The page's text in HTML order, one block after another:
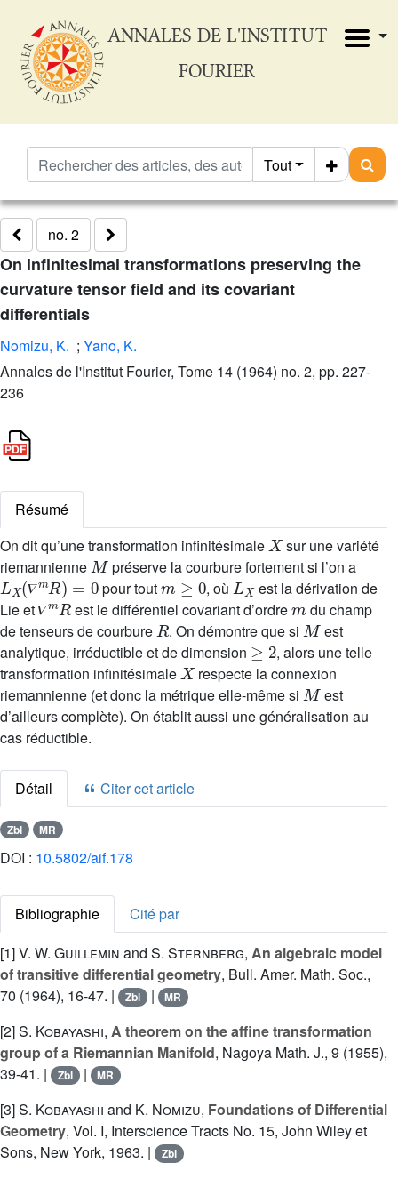
ANNALES DE L'INSTITUT
FOURIER
Tout
no. 2
On infinitesimal transformations preserving the
curvature tensor field and its covariant
differentials
Nomizu, K. ; Yano, K.
Annales de l'Institut Fourier, Tome 14 (1964) no. 2, pp. 227-
236
Résumé
On dit qu’une transformation infinitésimale
X
sur une variété
riemannienne
M
préserve la courbure fortement si l’on a
𝛻
LX(∇mR)=0
pour tout
m≥0
, où
LX
est la dérivation de
Lie et
𝛻
∇mR
est le différentiel covariant d’ordre
m
du champ
de tenseurs de courbure
R
. On démontre que si
M
est
analytique, irréductible et de dimension
≥2
, alors une telle
transformation infinitésimale
X
respecte la connexion
riemannienne (et donc la métrique elle-même si
M
est
d’ailleurs complète). On établit aussi une généralisation au
cas réductible.
Détail Citer cet article
Zbl MR
DOI : 10.5802/aif.178
Bibliographie
Cité par
[1]V. W. Guillemin and S. Sternberg, An algebraic model
of transitive differential geometry, Bull. Amer. Math. Soc.,
70 (1964), 16-47. |
Zbl | MR
[2]S. Kobayashi, A theorem on the affine transformation
group of a Riemannian Manifold, Nagoya Math. J., 9 (1955),
39-41. |
Zbl | MR
[3]S. Kobayashi and K. Nomizu, Foundations of Differential
Geometry, Vol. I, Interscience Tracts No. 15, John Wiley et
Sons, New York, 1963. |
Zbl